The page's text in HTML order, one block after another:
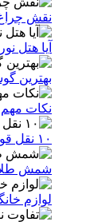
نقش
آیا هتل نور حیات تهران
بهترین
نکات
۱۰ نقل قول از بزرگترین معامله‌گران تاریخ که باید بخوانید
شمش طلا
لوازم